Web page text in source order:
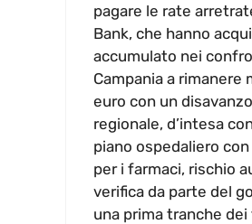
pagare le rate
Bank, che hanno
accumulato nei
Campania a
euro con un
regionale, d’intesa
piano ospedaliero
per i farmaci, rischio
verifica da parte del
una prima tranche